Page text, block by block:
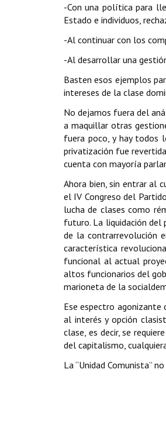
-Con una política para
Estado e individuos,
-Al continuar con los
-Al desarrollar una
Basten esos ejemplos
intereses de la clase
No dejamos fuera del
a maquillar otras
fuera poco, y hay todos
privatización fue
cuenta con mayoría
Ahora bien, sin entrar al
el IV Congreso del
lucha de clases como
futuro. La liquidación del
de la contrarrevolución
característica
funcional al actual
altos funcionarios del
marioneta de la
Ese espectro
al interés y opción
clase, es decir, se
del capitalismo,
La “Unidad Comunista”